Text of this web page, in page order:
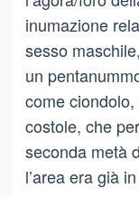
inumazione
sesso
un
come
costole, che
seconda metà
l’area era già